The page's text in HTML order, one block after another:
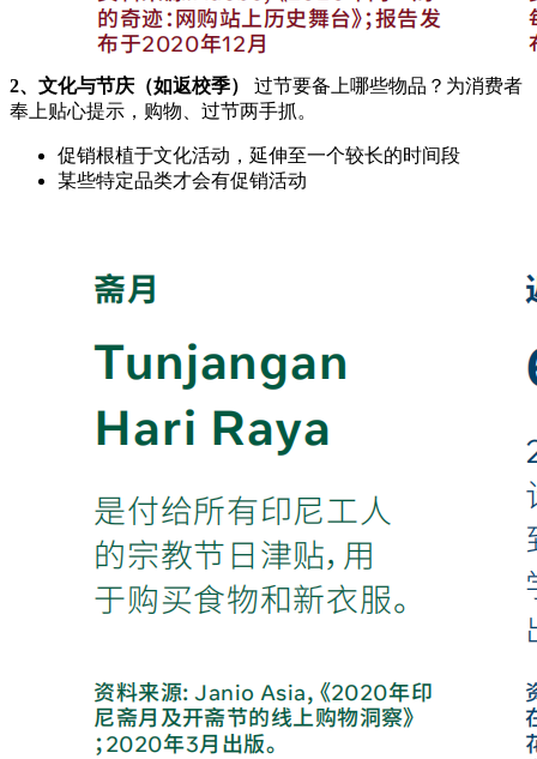
2、文化与节庆（如返校季）
过节要备上哪些物品？为消费者
奉上贴心提示，购物、过节两手抓。
促销根植于文化活动，延伸至一个较长的时间段
某些特定品类才会有促销活动